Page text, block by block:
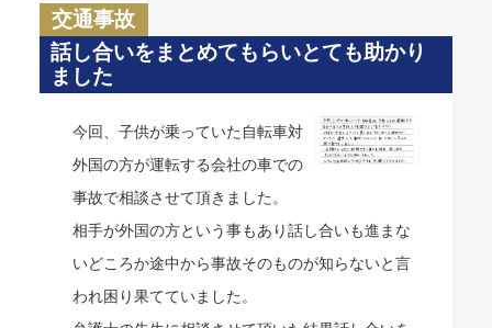
交通事故
話し合いをまとめてもらいとても助かり
ました
今回、子供が乗っていた自転車対
外国の方が運転する会社の車での
事故で相談させて頂きました。
相手が外国の方という事もあり話し合いも進まな
いどころか途中から事故そのものが知らないと言
われ困り果てていました。